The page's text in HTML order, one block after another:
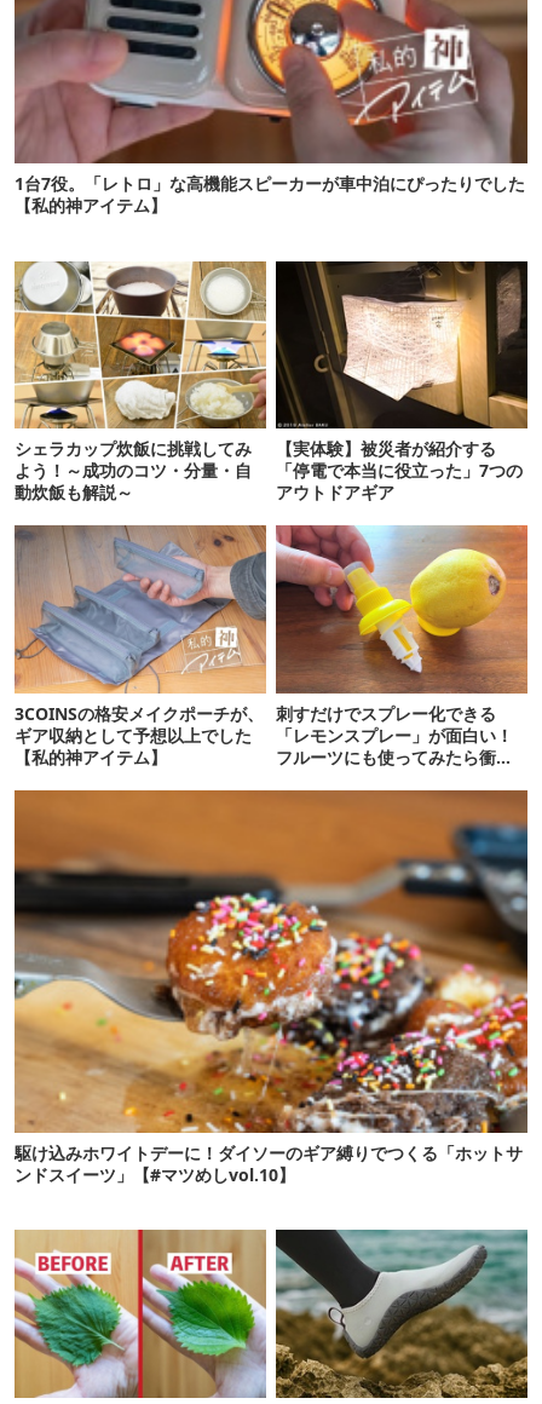
1台7役。「レトロ」な高機能スピーカーが車中泊にぴったりでした
【私的神アイテム】
シェラカップ炊飯に挑戦してみ
よう！～成功のコツ・分量・自
動炊飯も解説～
【実体験】被災者が紹介する
「停電で本当に役立った」7つの
アウトドアギア
3COINSの格安メイクポーチが、
ギア収納として予想以上でした
【私的神アイテム】
刺すだけでスプレー化できる
「レモンスプレー」が面白い！
フルーツにも使ってみたら衝撃
駆け込みホワイトデーに！ダイソーのギア縛りでつくる「ホットサ
ンドスイーツ」【#マツめしvol.10】